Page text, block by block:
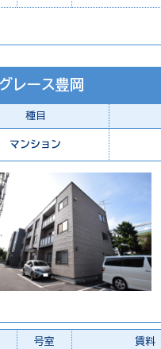
レース豊岡
種目
マンション
号室 賃料